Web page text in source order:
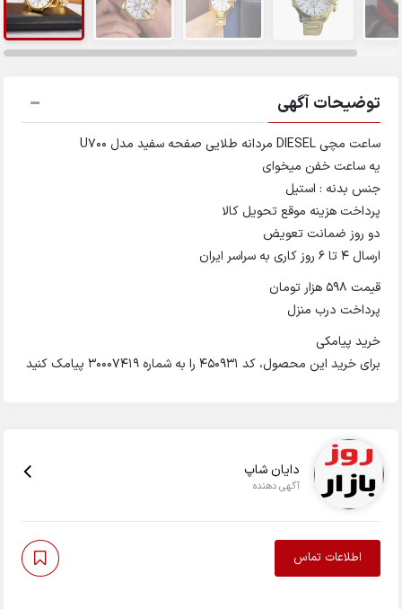
توضیحات آگهی
ساعت مچی DIESEL مردانه طلایی صفحه سفید مدل U700
یه ساعت خفن میخوای
جنس بدنه : استیل
پرداخت هزینه موقع تحویل کالا
دو روز ضمانت تعویض
ارسال 4 تا 6 روز کاری به سراسر ایران
قیمت 598 هزار تومان
پرداخت درب منزل
خرید پیامکی
برای خرید این محصول، کد 450931 را به شماره 30007419 پیامک کنید
دایان شاپ
آگهی دهنده
اطلاعات تماس